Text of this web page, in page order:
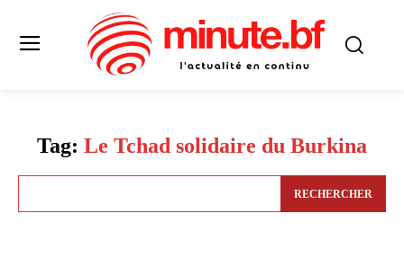
Tag: Le Tchad solidaire du Burkina
RECHERCHER